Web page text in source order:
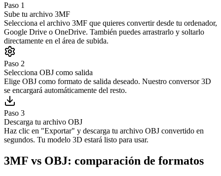
Paso 1
Sube tu archivo 3MF
Selecciona el archivo 3MF que quieres convertir desde tu ordenador,
Google Drive o OneDrive. También puedes arrastrarlo y soltarlo
directamente en el área de subida.
Paso 2
Selecciona OBJ como salida
Elige OBJ como formato de salida deseado. Nuestro conversor 3D
se encargará automáticamente del resto.
Paso 3
Descarga tu archivo OBJ
Haz clic en "Exportar" y descarga tu archivo OBJ convertido en
segundos. Tu modelo 3D estará listo para usar.
3MF vs OBJ: comparación de formatos